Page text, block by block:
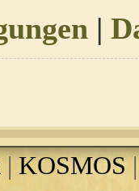
|
|KOSMOS